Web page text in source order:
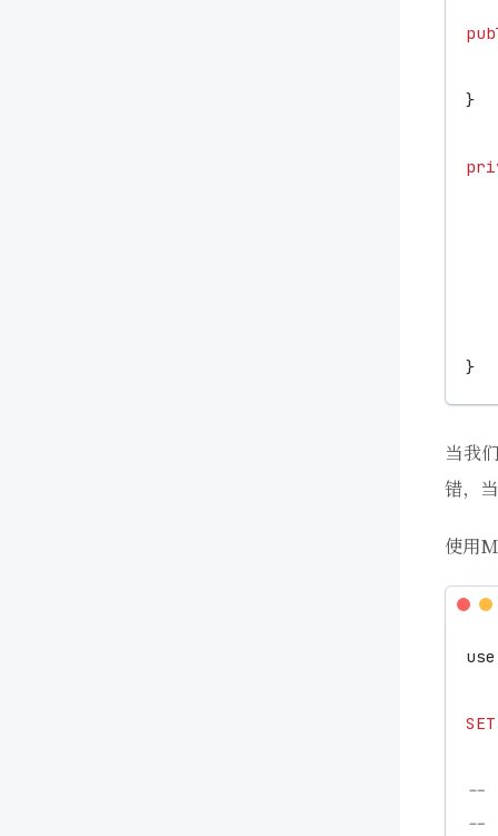
}
}
当我
错，
使用
use
SET